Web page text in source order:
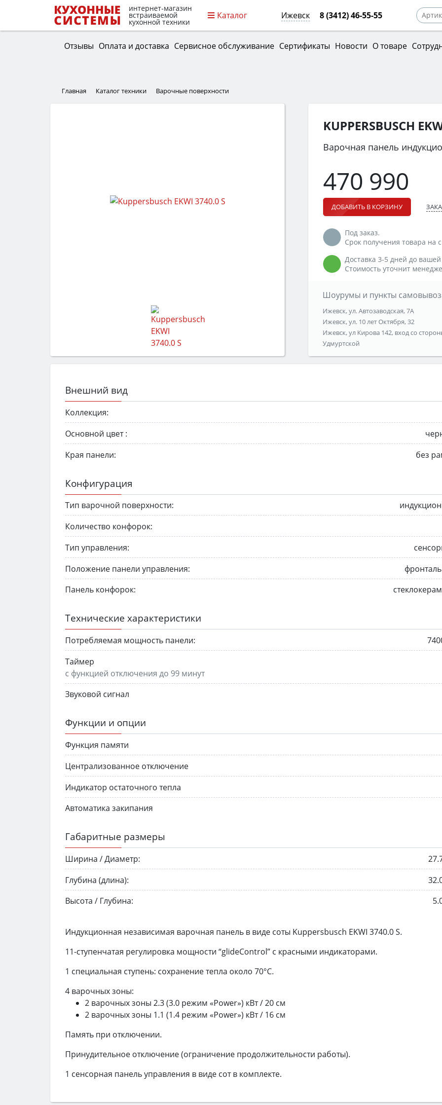
интернет-магазин
встраиваемой
кухонной техники
Каталог Ижевск 8 (3412) 46-55-55
Отзывы Оплата и доставка Сервисное обслуживание Сертификаты Новости О товаре
Главная Каталог техники Варочные поверхности
KUPPERSBUSCH
Варочная панель
470 990
ДОБАВИТЬ В КОРЗИНУ
Под заказ.
Срок получения товара на
Доставка 3-5 дней до
Стоимость уточнит
Шоурумы и пункты
Ижевск, ул. Автозаводская, 7А
Ижевск, ул. 10 лет Октября, 32
Ижевск, ул Кирова 142, вход со
Удмуртской
Внешний вид
Коллекция:
Основной цвет :
Края панели:
без
Конфигурация
Тип варочной поверхности:
Количество конфорок:
Тип управления:
Положение панели управления:
Панель конфорок:
Технические характеристики
Потребляемая мощность панели:
Таймер
с функцией отключения до 99 минут
Звуковой сигнал
Функции и опции
Функция памяти
Централизованное отключение
Индикатор остаточного тепла
Автоматика закипания
Габаритные размеры
Ширина / Диаметр:
Глубина (длина):
Высота / Глубина:
Индукционная независимая варочная панель в виде соты Kuppersbusch EKWI 3740.0 S.
11-ступенчатая регулировка мощности “glideControl” c красными индикаторами.
1 специальная ступень: сохранение тепла около 70°C.
4 варочных зоны:
2 варочных зоны 2.3 (3.0 режим «Power») кВт / 20 см
2 варочных зоны 1.1 (1.4 режим «Power») кВт / 16 см
Память при отключении.
Принудительное отключение (ограничение продолжительности работы).
1 сенсорная панель управления в виде сот в комплекте.